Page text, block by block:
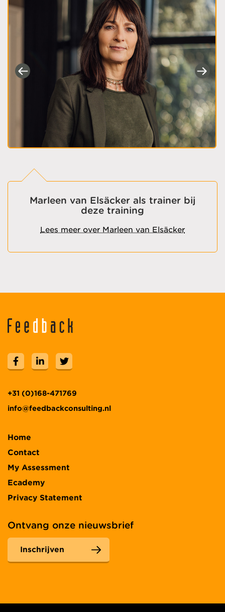
Marleen van Elsäcker als trainer bij
deze training
Lees meer over Marleen van Elsäcker
+31 (0)168-471769
info@feedbackconsulting.nl
Home
Contact
My Assessment
Ecademy
Privacy Statement
Ontvang onze nieuwsbrief
Inschrijven